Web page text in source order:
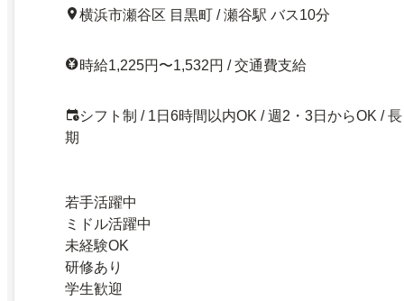
横浜市瀬谷区 目黒町 / 瀬谷駅 バス10分
時給1,225円〜1,532円 / 交通費支給
シフト制 / 1日6時間以内OK / 週2・3日からOK / 長
期
若手活躍中
ミドル活躍中
未経験OK
研修あり
学生歓迎